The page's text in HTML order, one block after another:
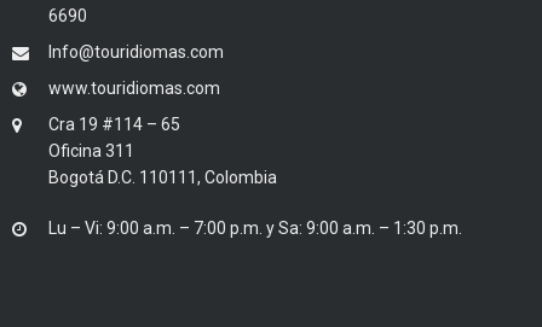
6690
Info@touridiomas.com
www.touridiomas.com
Cra 19 #114 – 65
Oficina 311
Bogotá D.C. 110111, Colombia
Lu – Vi: 9:00 a.m. – 7:00 p.m. y Sa: 9:00 a.m. – 1:30 p.m.